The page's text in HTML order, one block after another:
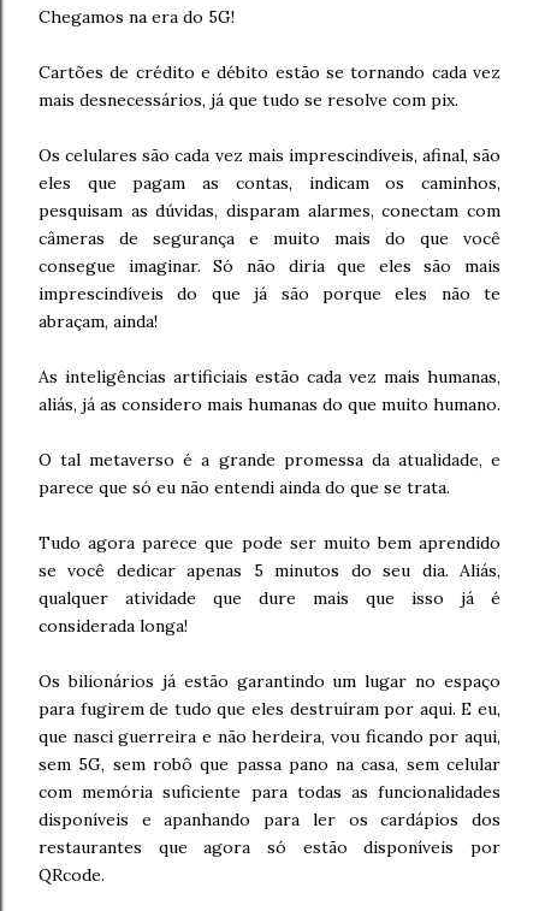
Chegamos na era do 5G!
Cartões de crédito e débito estão se tornando cada vez
mais desnecessários, já que tudo se resolve com pix.
Os celulares são cada vez mais imprescindíveis, afinal, são
eles que pagam as contas, indicam os caminhos,
pesquisam as dúvidas, disparam alarmes, conectam com
câmeras de segurança e muito mais do que você
consegue imaginar. Só não diria que eles são mais
imprescindíveis do que já são porque eles não te
abraçam, ainda!
As inteligências artificiais estão cada vez mais humanas,
aliás, já as considero mais humanas do que muito humano.
O tal metaverso é a grande promessa da atualidade, e
parece que só eu não entendi ainda do que se trata.
Tudo agora parece que pode ser muito bem aprendido
se você dedicar apenas 5 minutos do seu dia. Aliás,
qualquer atividade que dure mais que isso já é
considerada longa!
Os bilionários já estão garantindo um lugar no espaço
para fugirem de tudo que eles destruíram por aqui. E eu,
que nasci guerreira e não herdeira, vou ficando por aqui,
sem 5G, sem robô que passa pano na casa, sem celular
com memória suficiente para todas as funcionalidades
disponíveis e apanhando para ler os cardápios dos
restaurantes que agora só estão disponíveis por
QRcode.